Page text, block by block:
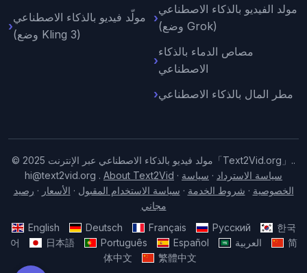
مولّد فيديو بالذكاء الاصطناعي
(وضع Kling 3)
مولد الفيديو بالذكاء الاصطناعي
(وضع Grok)
مصاص الدماء بالذكاء
الاصطناعي
مطر المال بالذكاء الاصطناعي
© 2025 مولد فيديو بالذكاء الاصطناعي عبر الإنترنت「Text2Vid.org」..
hi@text2vid.org . About Text2Vid · سياسة الاسترداد · سياسة
الخصوصية · شروط الخدمة · سياسة الاستخدام المقبول · الأسعار · رصيد
مجاني
English
Deutsch Français Русский
한국
어
日本語 Português Español العربية
简
体中文
繁體中文